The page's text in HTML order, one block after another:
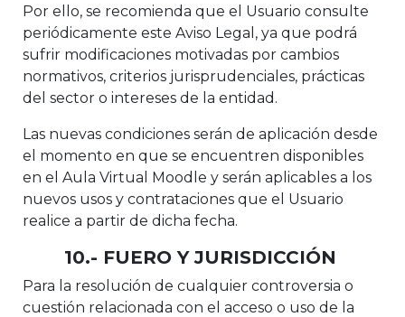
Por ello, se recomienda que el Usuario consulte
periódicamente este Aviso Legal, ya que podrá
sufrir modificaciones motivadas por cambios
normativos, criterios jurisprudenciales, prácticas
del sector o intereses de la entidad.
Las nuevas condiciones serán de aplicación desde
el momento en que se encuentren disponibles
en el Aula Virtual Moodle y serán aplicables a los
nuevos usos y contrataciones que el Usuario
realice a partir de dicha fecha.
10.- FUERO Y JURISDICCIÓN
Para la resolución de cualquier controversia o
cuestión relacionada con el acceso o uso de la